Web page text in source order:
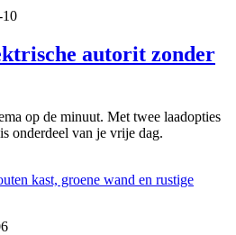
autorit zonder
op de minuut. Met twee laadopties
onderdeel van je vrije dag.